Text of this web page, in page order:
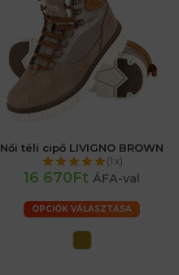
Női téli cipő LIVIGNO BROWN
(1x)
16 670Ft ÁFA-val
OPCIÓK VÁLASZTÁSA